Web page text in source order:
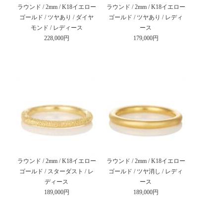
ラウンド / 2mm / K18イエロー
ゴールド / ツヤあり / ダイヤ
モンド / レディース
228,000円
ラウンド / 2mm / K18イエロー
ゴールド / ツヤあり / レディ
ース
179,000円
ラウンド / 2mm / K18イエロー
ゴールド / スターダスト / レ
ディース
189,000円
ラウンド / 2mm / K18イエロー
ゴールド / ツヤ消し / レディ
ース
189,000円